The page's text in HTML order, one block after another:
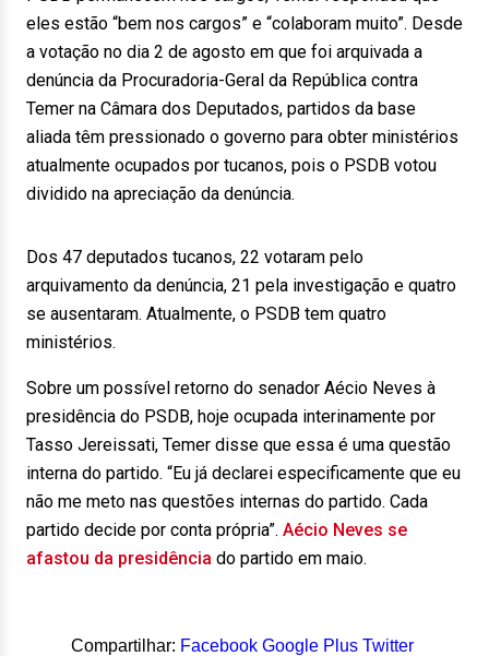
eles estão “bem nos cargos” e “colaboram muito”. Desde
a votação no dia 2 de agosto em que foi arquivada a
denúncia da Procuradoria-Geral da República contra
Temer na Câmara dos Deputados, partidos da base
aliada têm pressionado o governo para obter ministérios
atualmente ocupados por tucanos, pois o PSDB votou
dividido na apreciação da denúncia.
Dos 47 deputados tucanos, 22 votaram pelo
arquivamento da denúncia, 21 pela investigação e quatro
se ausentaram. Atualmente, o PSDB tem quatro
ministérios.
Sobre um possível retorno do senador Aécio Neves à
presidência do PSDB, hoje ocupada interinamente por
Tasso Jereissati, Temer disse que essa é uma questão
interna do partido. “Eu já declarei especificamente que eu
não me meto nas questões internas do partido. Cada
partido decide por conta própria”. Aécio Neves se
afastou da presidência do partido em maio.
Compartilhar: Facebook Google Plus Twitter